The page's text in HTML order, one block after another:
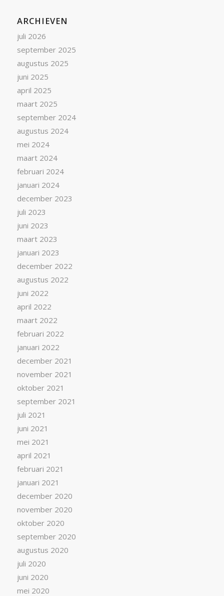
ARCHIEVEN
juli 2026
september 2025
augustus 2025
juni 2025
april 2025
maart 2025
september 2024
augustus 2024
mei 2024
maart 2024
februari 2024
januari 2024
december 2023
juli 2023
juni 2023
maart 2023
januari 2023
december 2022
augustus 2022
juni 2022
april 2022
maart 2022
februari 2022
januari 2022
december 2021
november 2021
oktober 2021
september 2021
juli 2021
juni 2021
mei 2021
april 2021
februari 2021
januari 2021
december 2020
november 2020
oktober 2020
september 2020
augustus 2020
juli 2020
juni 2020
mei 2020